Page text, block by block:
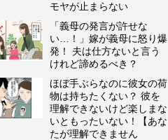
モヤが止まらない
「義母の発言が許せな
い…！」嫁が義母に怒り爆
発！ 夫は仕方ないと言う
けれど諦めるべき？
ほぼ手ぶらなのに彼女の荷
物は持ちたくない？ 彼を
理解できないけど楽しまな
いともったいない！【あな
たが理解できません